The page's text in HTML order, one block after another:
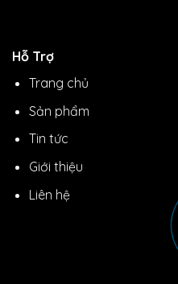
Hỗ Trợ
Trang chủ
Sản phẩm
Tin tức
Giới thiệu
Liên hệ